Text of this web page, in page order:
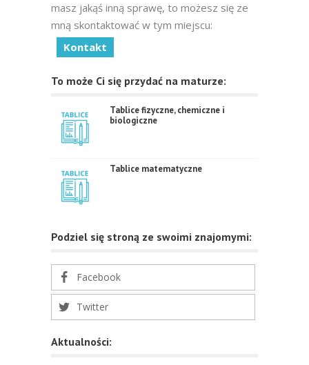
masz jakąś inną sprawę, to możesz się ze
mną skontaktować w tym miejscu:
Kontakt
To może Ci się przydać na maturze:
Tablice fizyczne, chemiczne i
biologiczne
Tablice matematyczne
Podziel się stroną ze swoimi znajomymi:
Facebook
Twitter
Aktualności: